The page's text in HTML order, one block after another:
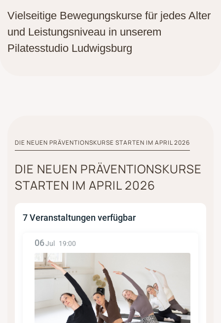
Vielseitige Bewegungskurse für jedes Alter
und Leistungsniveau in unserem
Pilatesstudio Ludwigsburg
DIE NEUEN PRÄVENTIONSKURSE STARTEN IM APRIL 2026
DIE NEUEN PRÄVENTIONSKURSE
STARTEN IM APRIL 2026
7 Veranstaltungen verfügbar
06Jul 19:00